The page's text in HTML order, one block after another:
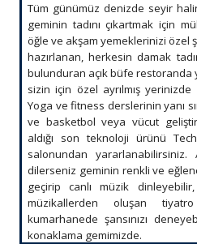
Tüm günümüz denizde seyir
geminin tadını çıkartmak için
öğle ve akşam yemeklerinizi özel
hazırlanan, herkesin damak
bulunduran açık büfe restoranda
sizin için özel ayrılmış
Yoga ve fitness derslerinin yanı
ve basketbol veya vücut
aldığı son teknoloji ürünü
salonundan yararlanabilirsiniz.
dilerseniz geminin renkli ve
geçirip canlı müzik
müzikallerden oluşan
kumarhanede şansınızı
konaklama gemimizde.